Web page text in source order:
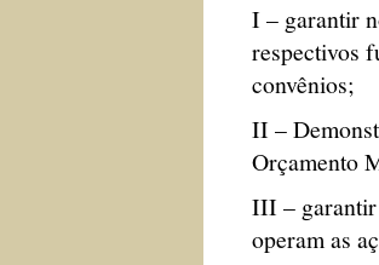
I – garantir
respectivos
convênios;
II –
Orçamento
III – garantir
operam as